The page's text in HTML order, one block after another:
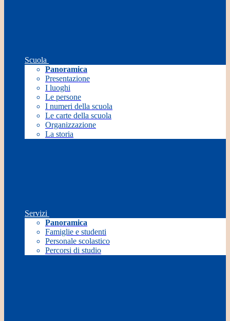
Scuola
Panoramica
Presentazione
I luoghi
Le persone
I numeri della scuola
Le carte della scuola
Organizzazione
La storia
Servizi
Panoramica
Famiglie e studenti
Personale scolastico
Percorsi di studio